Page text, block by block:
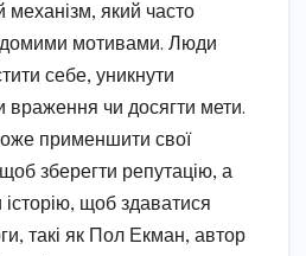
механізм, який часто
мотивами. Люди
себе, уникнути
враження чи досягти мети.
применшити свої
зберегти репутацію, а
щоб здаватися
такі як Пол Екман, автор